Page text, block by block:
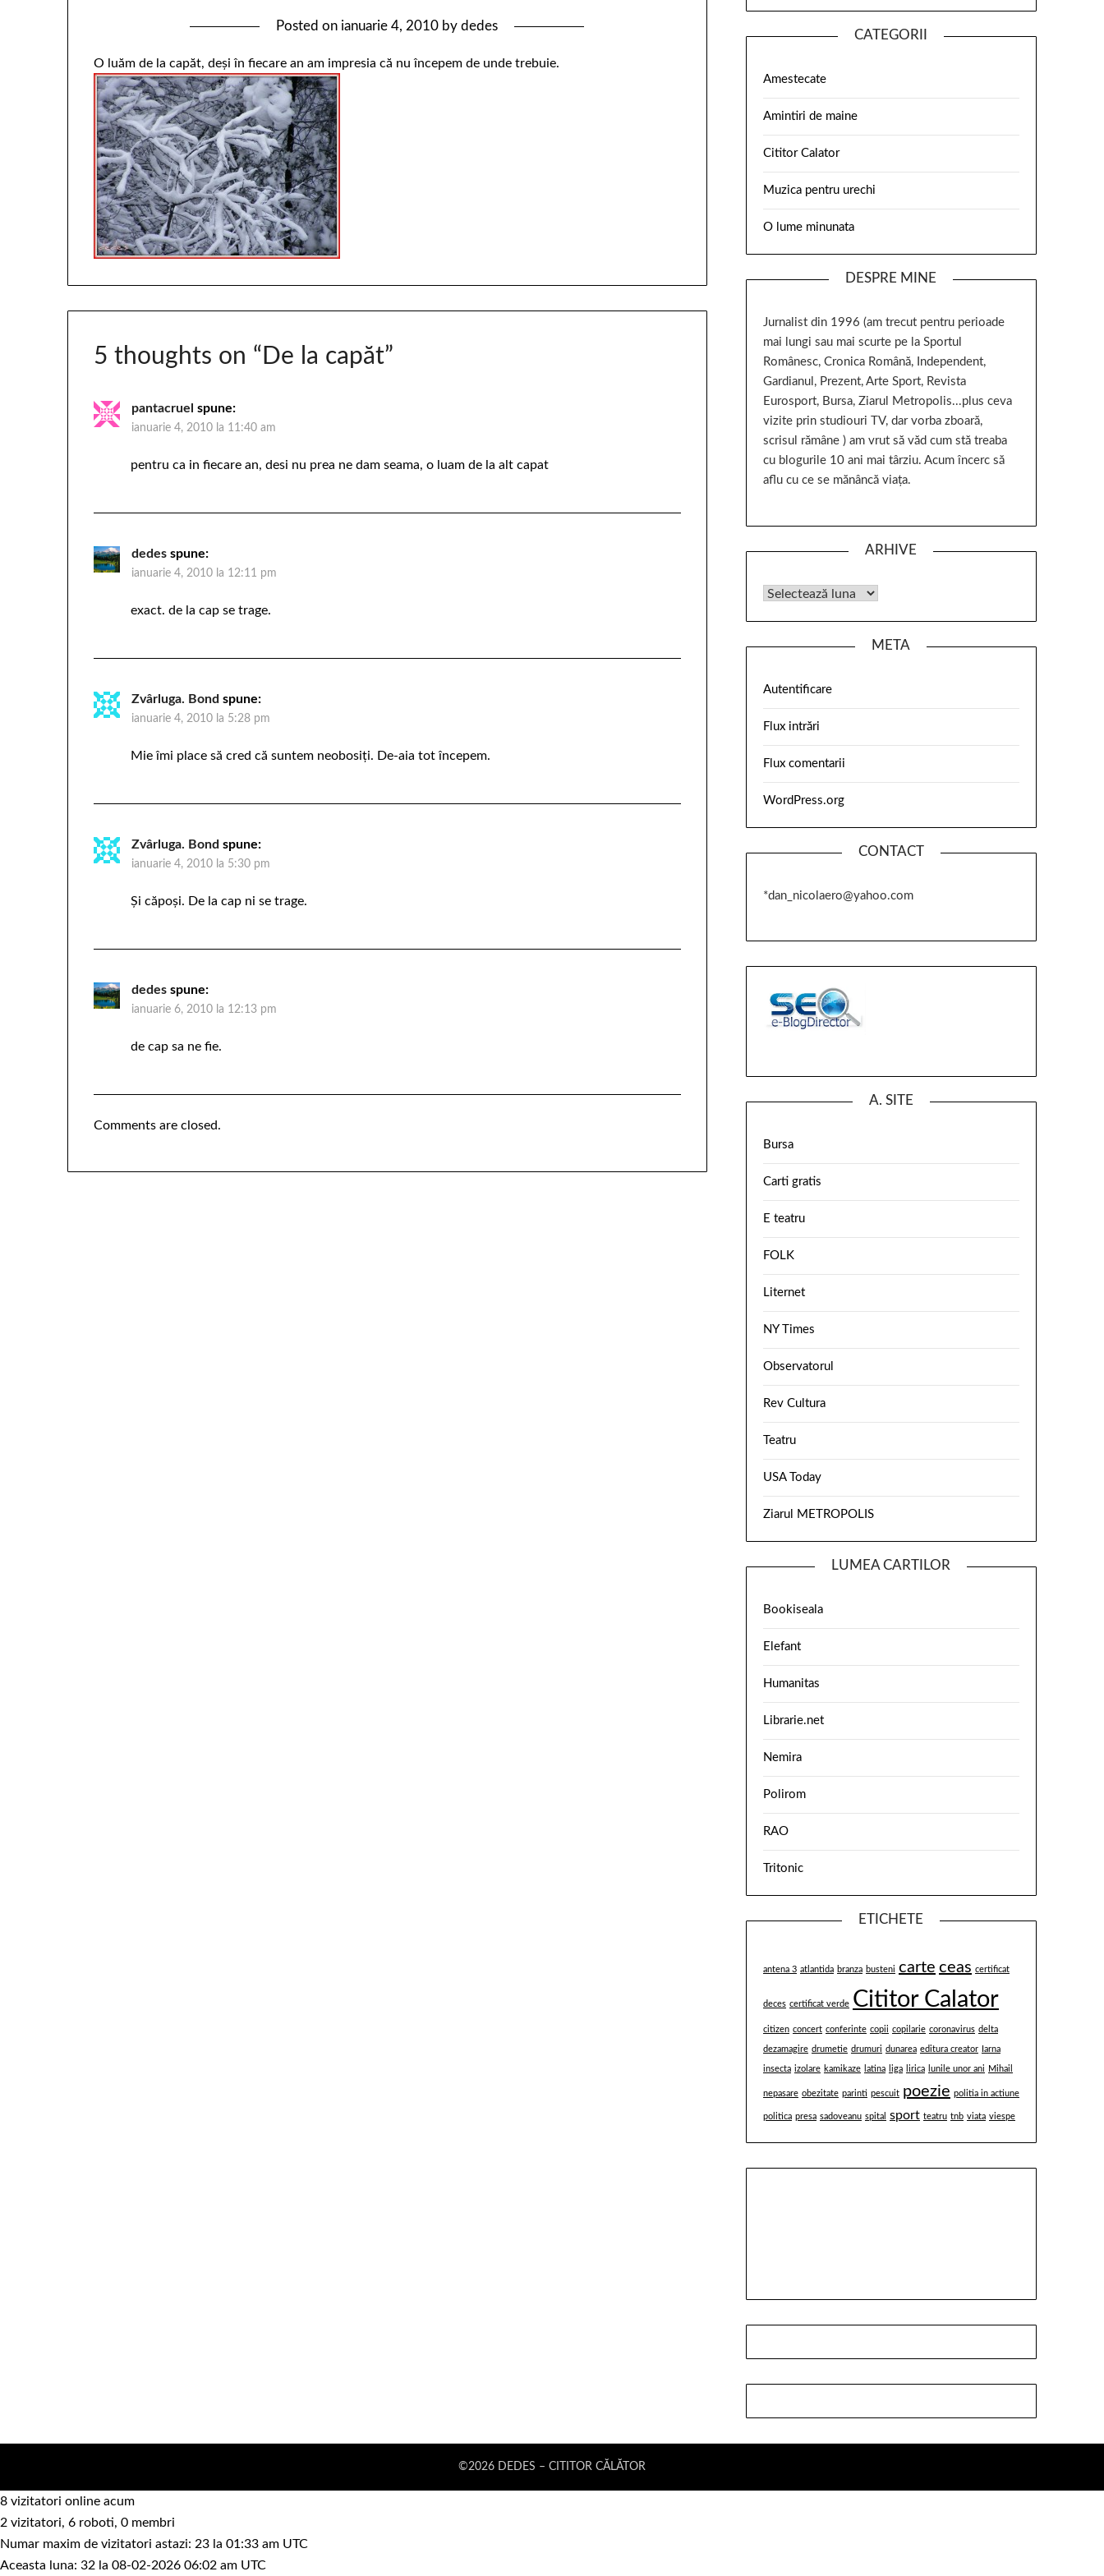
Posted on ianuarie 4, 2010 bydedes
O luăm de la capăt, deşi în fiecare an am impresia că nu începem de unde trebuie.
5 thoughts on “ De la capăt”
pantacruel spune:
ianuarie 4, 2010 la 11:40 am
pentru ca in fiecare an, desi nu prea ne dam seama, o luam de la alt capat
dedes spune:
ianuarie 4, 2010 la 12:11 pm
exact. de la cap se trage.
Zvârluga. Bond spune:
ianuarie 4, 2010 la 5:28 pm
Mie îmi place să cred că suntem neobosiţi. De-aia tot începem.
Zvârluga. Bond spune:
ianuarie 4, 2010 la 5:30 pm
Şi căpoşi. De la cap ni se trage.
dedes spune:
ianuarie 6, 2010 la 12:13 pm
de cap sa ne fie.
Comments are closed.
CATEGORII
Amestecate
Amintiri de maine
Cititor Calator
Muzica pentru urechi
O lume minunata
DESPRE MINE
Jurnalist din 1996 (am trecut pentru perioade
mai lungi sau mai scurte pe la Sportul
Românesc, Cronica Română, Independent,
Gardianul, Prezent, Arte Sport, Revista
Eurosport, Bursa, Ziarul Metropolis...plus ceva
vizite prin studiouri TV, dar vorba zboară,
scrisul rămâne ) am vrut să văd cum stă treaba
cu blogurile 10 ani mai târziu. Acum încerc să
aflu cu ce se mănâncă viața.
ARHIVE
META
Autentificare
Flux intrări
Flux comentarii
WordPress.org
CONTACT
*dan_nicolaero@yahoo.com
A. SITE
Bursa
Carti gratis
E teatru
FOLK
Liternet
NY Times
Observatorul
Rev Cultura
Teatru
USA Today
Ziarul METROPOLIS
LUMEA CARTILOR
Bookiseala
Elefant
Humanitas
Librarie.net
Nemira
Polirom
RAO
Tritonic
ETICHETE
antena 3 atlantida branza busteni carte ceas certificat
deces certificat verde Cititor Calator
citizen concert conferinte copii copilarie coronavirus delta
dezamagire drumetie drumuri dunarea editura creator Iarna
insecta izolare kamikaze latina liga lirica lunile unor ani Mihail
nepasare obezitate parinti pescuit poezie politia in actiune
politica presa sadoveanu spital sport teatru tnb viata viespe
©2026 DEDES – CITITOR CĂLĂTOR
8 vizitatori online acum
2 vizitatori, 6 roboti, 0 membri
Numar maxim de vizitatori astazi: 23 la 01:33 am UTC
Aceasta luna: 32 la 08-02-2026 06:02 am UTC